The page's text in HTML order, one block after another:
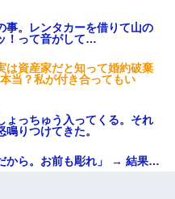
事。レンタカーを借りて山の
！って音がして…
は資産家だと知って婚約破棄
当？私が付き合ってもい
ょっちゅう入ってくる。それ
りつけてきた。
から。お前も彫れ」 → 結果…